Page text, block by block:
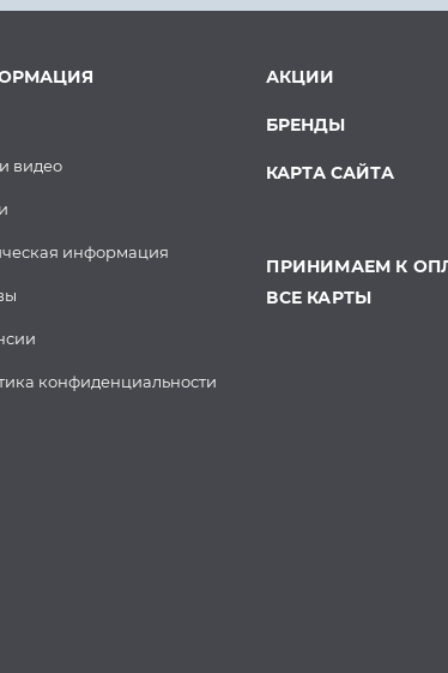
видео
информация
конфиденциальности
АКЦИИ
БРЕНДЫ
КАРТА САЙТА
ПРИНИМАЕМ К
ВСЕ КАРТЫ